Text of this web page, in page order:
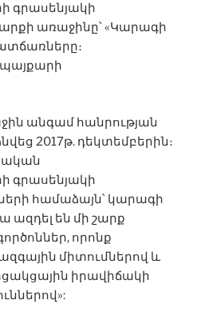
գրասենյակի
շարքի առաջինը՝ «Կարագի
պայքարի
անգամ հանրության
2017թ. դեկտեմբերին։
գրասենյակի
համաձայն՝ կարագի
ազդել են մի շարք
որոնք
միտումներով և
իրավիճակի